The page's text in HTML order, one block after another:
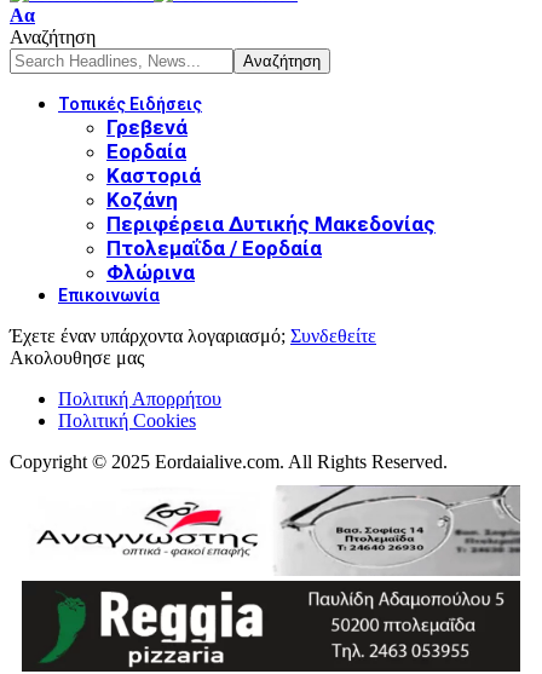
Αα
Αναζήτηση
Τοπικές Ειδήσεις
Γρεβενά
Εορδαία
Καστοριά
Κοζάνη
Περιφέρεια Δυτικής Μακεδονίας
Πτολεμαΐδα / Εορδαία
Φλώρινα
Επικοινωνία
Έχετε έναν υπάρχοντα λογαριασμό; Συνδεθείτε
Ακολουθησε μας
Πολιτική Απορρήτου
Πολιτική Cookies
Copyright © 2025 Eordaialive.com. All Rights Reserved.